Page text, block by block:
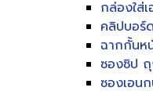
กล่องใส่
คลิปบอร์ด
ฉากกั้นห
ซองซิป
ซองเอน